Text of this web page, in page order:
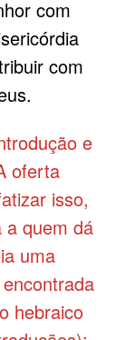
com
com
e
oferta
isso,
a quem dá
uma
hebraico